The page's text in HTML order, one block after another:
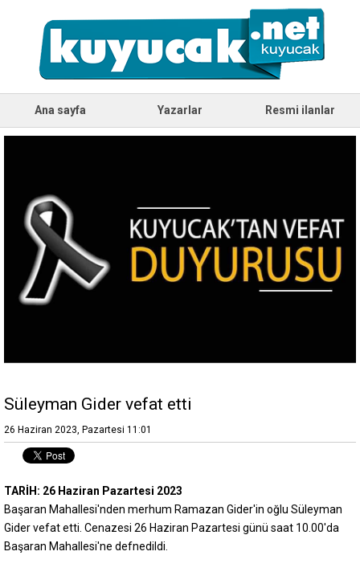
Ana sayfa Yazarlar Resmi ilanlar
Süleyman Gider vefat etti
26 Haziran 2023, Pazartesi 11:01
TARİH: 26 Haziran Pazartesi 2023
Başaran Mahallesi'nden merhum Ramazan Gider'in oğlu Süleyman
Gider vefat etti. Cenazesi 26 Haziran Pazartesi günü saat 10.00'da
Başaran Mahallesi'ne defnedildi.